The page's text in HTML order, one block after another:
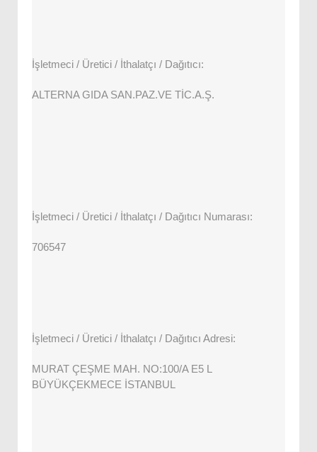
İşletmeci / Üretici / İthalatçı / Dağıtıcı:
ALTERNA GIDA SAN.PAZ.VE TİC.A.Ş.
İşletmeci / Üretici / İthalatçı / Dağıtıcı Numarası:
706547
İşletmeci / Üretici / İthalatçı / Dağıtıcı Adresi:
MURAT ÇEŞME MAH. NO:100/A E5 L
BÜYÜKÇEKMECE İSTANBUL